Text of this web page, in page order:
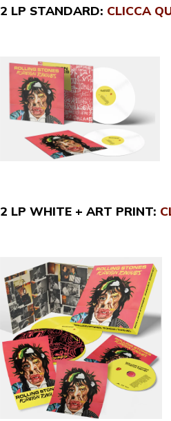
2 LP STANDARD: CLICCA
2 LP WHITE + ART PRINT: